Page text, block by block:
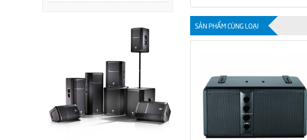
SẢN PHẨM CÙNG LOẠI